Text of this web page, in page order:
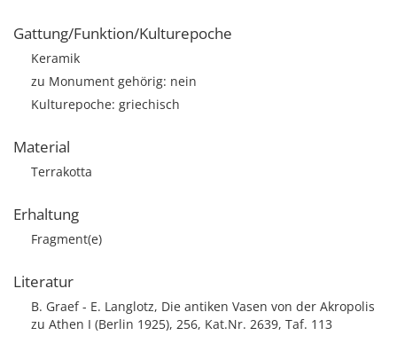
Gattung/Funktion/Kulturepoche
Keramik
zu Monument gehörig: nein
Kulturepoche: griechisch
Material
Terrakotta
Erhaltung
Fragment(e)
Literatur
B. Graef - E. Langlotz, Die antiken Vasen von der Akropolis
zu Athen I (Berlin 1925), 256, Kat.Nr. 2639, Taf. 113